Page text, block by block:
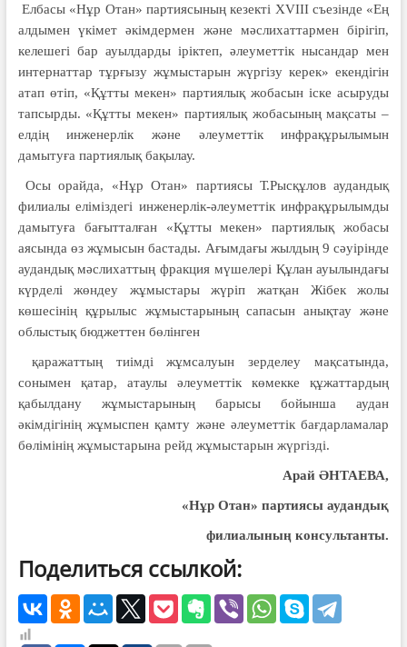
Елбасы «Нұр Отан» партиясының кезекті XVIII съезінде «Ең
алдымен үкімет әкімдермен және мәслихаттармен бірігіп,
келешегі бар ауылдарды іріктеп, әлеуметтік нысандар мен
интернаттар тұрғызу жұмыстарын жүргізу керек» екендігін
атап өтіп, «Құтты мекен» партиялық жобасын іске асыруды
тапсырды. «Құтты мекен» партиялық жобасының мақсаты –
елдің инженерлік және әлеуметтік инфрақұрылымын
дамытуға партиялық бақылау.
Осы орайда, «Нұр Отан» партиясы Т.Рысқұлов аудандық
филиалы еліміздегі инженерлік-әлеуметтік инфрақұрылымды
дамытуға бағытталған «Құтты мекен» партиялық жобасы
аясында өз жұмысын бастады. Ағымдағы жылдың 9 сәуірінде
аудандық мәслихаттың фракция мүшелері Құлан ауылындағы
күрделі жөндеу жұмыстары жүріп жатқан Жібек жолы
көшесінің құрылыс жұмыстарының сапасын анықтау және
облыстық бюджеттен бөлінген
қаражаттың тиімді жұмсалуын зерделеу мақсатында,
сонымен қатар, атаулы әлеуметтік көмекке құжаттардың
қабылдану жұмыстарының барысы бойынша аудан
әкімдігінің жұмыспен қамту және әлеуметтік бағдарламалар
бөлімінің жұмыстарына рейд жұмыстарын жүргізді.
Арай ӘНТАЕВА,
«Нұр Отан» партиясы аудандық
филиалының консультанты.
Поделиться ссылкой: